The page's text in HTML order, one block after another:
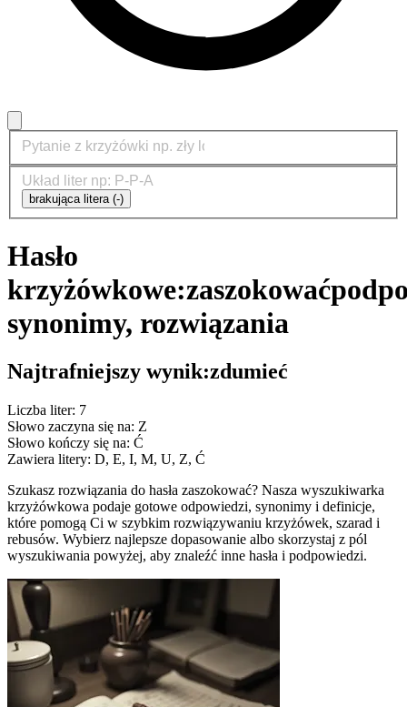
brakująca litera (-)
Hasło
krzyżówkowe:zaszokować
synonimy, rozwiązania
Najtrafniejszy wynik:zdumieć
Liczba liter: 7
Słowo zaczyna się na: Z
Słowo kończy się na: Ć
Zawiera litery: D, E, I, M, U, Z, Ć
Szukasz rozwiązania do hasła zaszokować? Nasza wyszukiwarka
krzyżówkowa podaje gotowe odpowiedzi, synonimy i definicje,
które pomogą Ci w szybkim rozwiązywaniu krzyżówek, szarad i
rebusów. Wybierz najlepsze dopasowanie albo skorzystaj z pól
wyszukiwania powyżej, aby znaleźć inne hasła i podpowiedzi.